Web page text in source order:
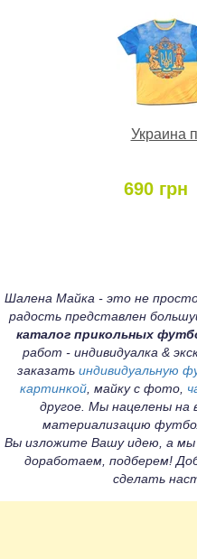
Украина
690 грн
Шалена Майка - это не
радость представлен
каталог прикольных
работ - индивидуалка &
заказать индивидуальную
картинкой, майку с фото,
другое. Мы нацелены на
материализацию
Вы изложите Вашу идею, а мы
доработаем, подберем!
сделать